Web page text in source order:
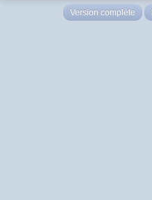
Version complète